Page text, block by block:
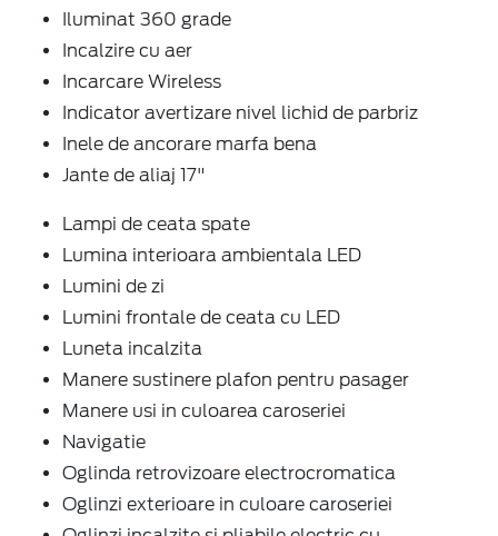
Iluminat 360 grade
Incalzire cu aer
Incarcare Wireless
Indicator avertizare nivel lichid de parbriz
Inele de ancorare marfa bena
Jante de aliaj 17"
Lampi de ceata spate
Lumina interioara ambientala LED
Lumini de zi
Lumini frontale de ceata cu LED
Luneta incalzita
Manere sustinere plafon pentru pasager
Manere usi in culoarea caroseriei
Navigatie
Oglinda retrovizoare electrocromatica
Oglinzi exterioare in culoare caroseriei